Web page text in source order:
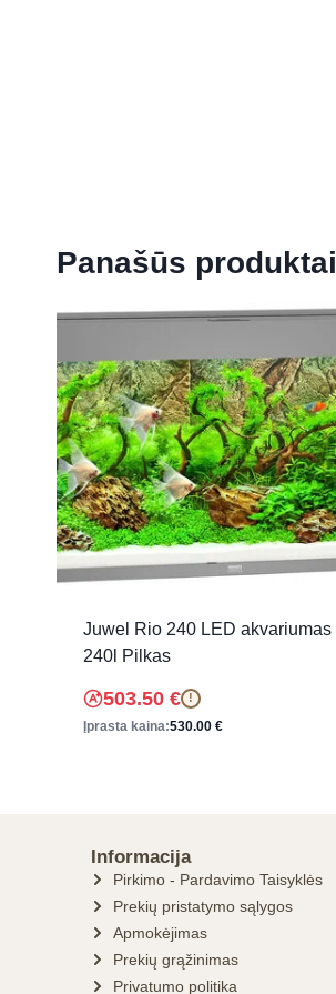
Panašūs produktai
Juwel Rio 240 LED akvariumas
240l Pilkas
503.50 € !
Įprasta kaina:530.00 €
Informacija
Pirkimo - Pardavimo Taisyklės
Prekių pristatymo sąlygos
Apmokėjimas
Prekių grąžinimas
Privatumo politika